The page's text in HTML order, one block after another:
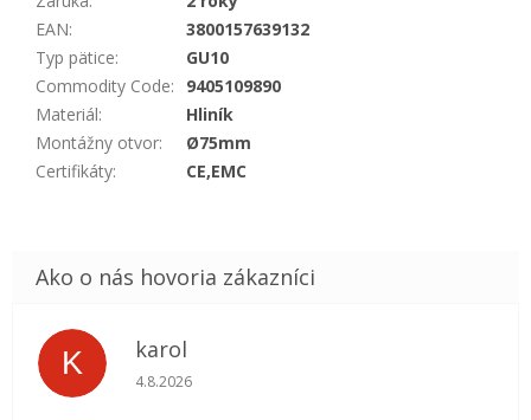
EAN:
3800157639132
Typ pätice:
GU10
Commodity Code:
9405109890
Materiál:
Hliník
Montážny otvor:
Ø75mm
Certifikáty: CE,EMC
K karol
Hodnotenie obchodu je 5 z 5 hviezdičiek.
4.8.2026